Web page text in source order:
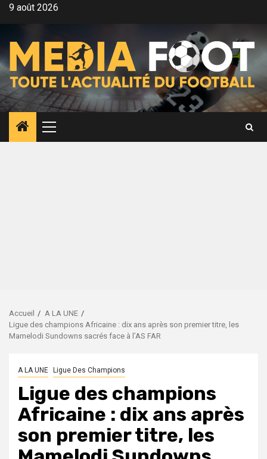
Aller9 août 2026
Menu
principal
Accueil
A LA UNE
Ligue des champions Africaine : dix ans après son premier titre, les
Mamelodi Sundowns sacrés face à l’AS FAR
A LA UNE Ligue Des Champions
Ligue des champions
Africaine : dix ans après
son premier titre, les